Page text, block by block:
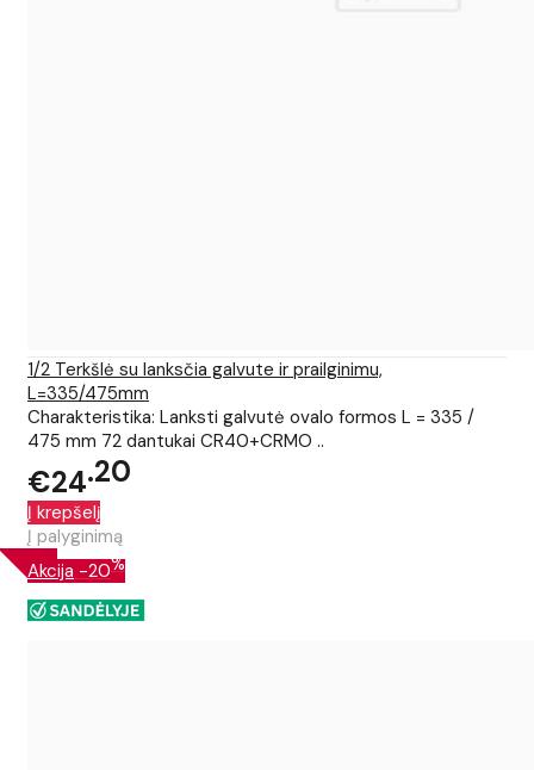
1/2 Terkšlė su lanksčia galvute ir prailginimu,
L=335/475mm
Charakteristika: Lanksti galvutė ovalo formos L = 335 /
475 mm 72 dantukai CR40+CRMO ..
€24 20
Į krepšelį
Į palyginimą
Akcija -20%